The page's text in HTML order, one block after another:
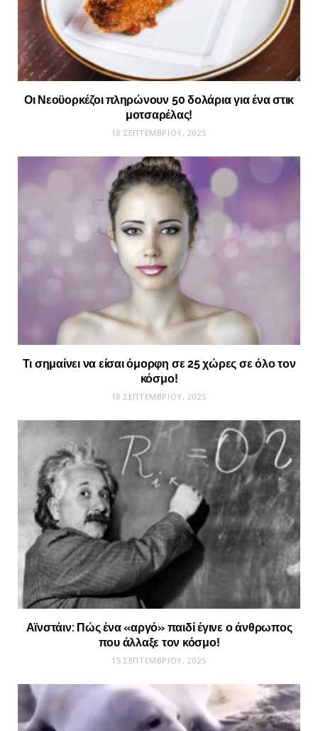
Οι Νεοϋορκέζοι πληρώνουν 50 δολάρια για ένα στικ
μοτσαρέλας!
18 ΣΕΠΤΕΜΒΡΊΟΥ, 2025
Τι σημαίνει να είσαι όμορφη σε 25 χώρες σε όλο τον
κόσμο!
18 ΣΕΠΤΕΜΒΡΊΟΥ, 2025
Αϊνστάιν: Πώς ένα «αργό» παιδί έγινε ο άνθρωπος
που άλλαξε τον κόσμο!
15 ΣΕΠΤΕΜΒΡΊΟΥ, 2025